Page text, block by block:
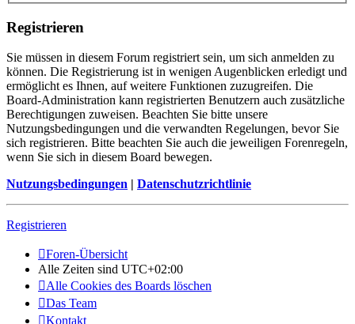
Registrieren
Sie müssen in diesem Forum registriert sein, um sich anmelden zu
können. Die Registrierung ist in wenigen Augenblicken erledigt und
ermöglicht es Ihnen, auf weitere Funktionen zuzugreifen. Die
Board-Administration kann registrierten Benutzern auch zusätzliche
Berechtigungen zuweisen. Beachten Sie bitte unsere
Nutzungsbedingungen und die verwandten Regelungen, bevor Sie
sich registrieren. Bitte beachten Sie auch die jeweiligen Forenregeln,
wenn Sie sich in diesem Board bewegen.
Nutzungsbedingungen | Datenschutzrichtlinie
Registrieren
Foren-Übersicht
Alle Zeiten sind UTC+02:00
Alle Cookies des Boards löschen
Das Team
Kontakt